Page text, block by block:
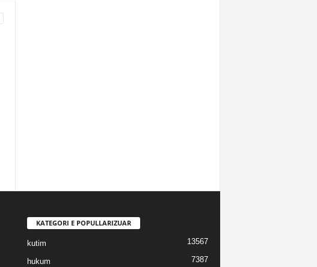
KATEGORI E POPULLARIZUAR
kutim 13567
hukum 7387